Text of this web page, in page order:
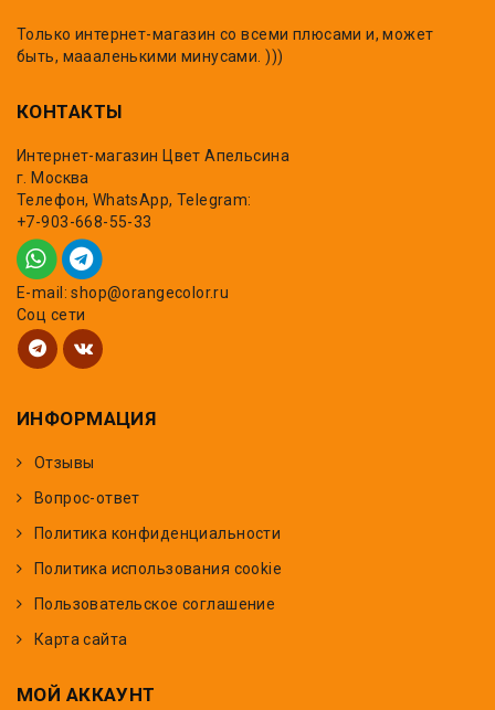
Только интернет-магазин со всеми плюсами и, может
быть, маааленькими минусами. )))
КОНТАКТЫ
Интернет-магазин Цвет Апельсина
г. Москва
Телефон, WhatsApp, Telegram:
+7-903-668-55-33
E-mail: shop@orangecolor.ru
Соц сети
ИНФОРМАЦИЯ
Отзывы
Вопрос-ответ
Политика конфиденциальности
Политика использования cookie
Пользовательское соглашение
Карта сайта
МОЙ АККАУНТ